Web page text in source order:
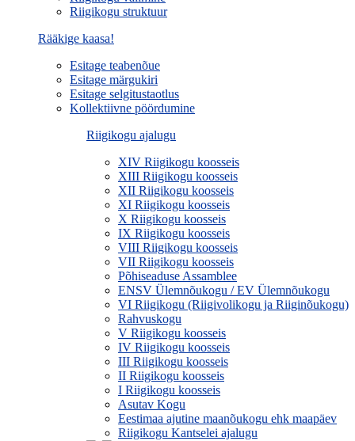
Riigikogu struktuur
Rääkige kaasa!
Esitage teabenõue
Esitage märgukiri
Esitage selgitustaotlus
Kollektiivne pöördumine
Riigikogu ajalugu
XIV Riigikogu koosseis
XIII Riigikogu koosseis
XII Riigikogu koosseis
XI Riigikogu koosseis
X Riigikogu koosseis
IX Riigikogu koosseis
VIII Riigikogu koosseis
VII Riigikogu koosseis
Põhiseaduse Assamblee
ENSV Ülemnõukogu / EV Ülemnõukogu
VI Riigikogu (Riigivolikogu ja Riiginõukogu)
Rahvuskogu
V Riigikogu koosseis
IV Riigikogu koosseis
III Riigikogu koosseis
II Riigikogu koosseis
I Riigikogu koosseis
Asutav Kogu
Eestimaa ajutine maanõukogu ehk maapäev
Riigikogu Kantselei ajalugu